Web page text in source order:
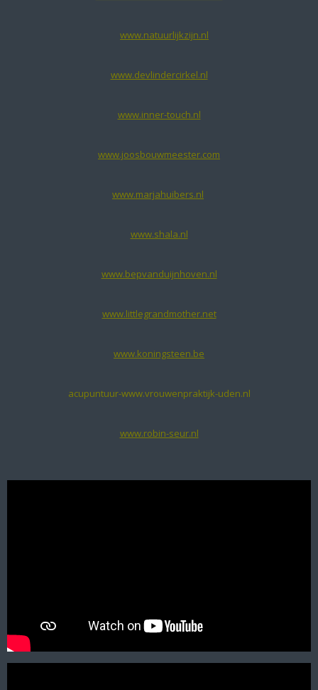
www.natuurlijkzijn.nl
www.devlindercirkel.nl
www.inner-touch.nl
www.joosbouwmeester.com
www.marjahuibers.nl
www.shala.nl
www.bepvanduijnhoven.nl
www.littlegrandmother.net
www.koningsteen.be
acupuntuur-www.vrouwenpraktijk-uden.nl
www.robin-seur.nl